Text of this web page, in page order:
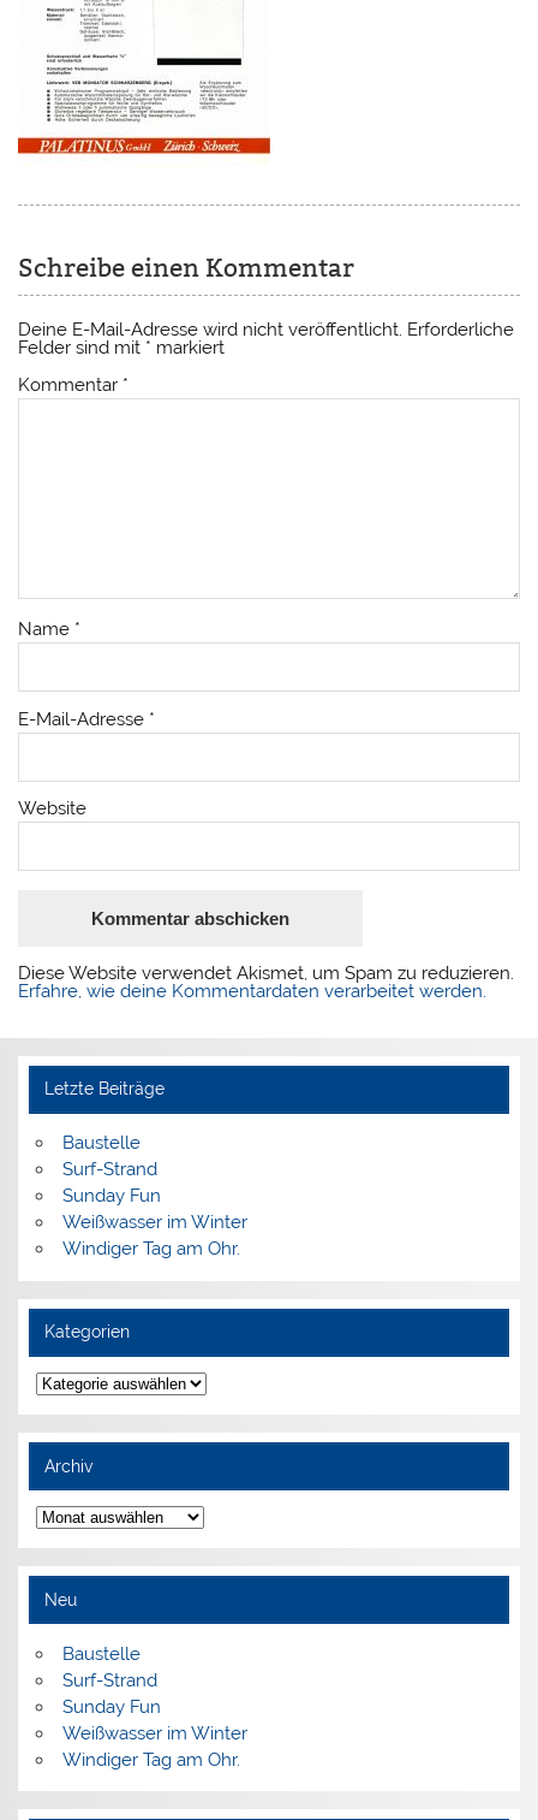
Schreibe einen Kommentar
Deine E-Mail-Adresse wird nicht veröffentlicht. Erforderliche
Felder sind mit * markiert
Kommentar *
Name *
E-Mail-Adresse *
Website
Diese Website verwendet Akismet, um Spam zu reduzieren.
Erfahre, wie deine Kommentardaten verarbeitet werden.
Letzte Beiträge
Baustelle
Surf-Strand
Sunday Fun
Weißwasser im Winter
Windiger Tag am Ohr.
Kategorien
Kategorien
Archiv
Archiv
Neu
Baustelle
Surf-Strand
Sunday Fun
Weißwasser im Winter
Windiger Tag am Ohr.